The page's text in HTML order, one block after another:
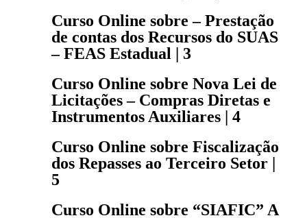
Curso Online sobre – Prestação
de contas dos Recursos do SUAS
– FEAS Estadual | 3
Curso Online sobre Nova Lei de
Licitações – Compras Diretas e
Instrumentos Auxiliares | 4
Curso Online sobre Fiscalização
dos Repasses ao Terceiro Setor |
5
Curso Online sobre “SIAFIC” A